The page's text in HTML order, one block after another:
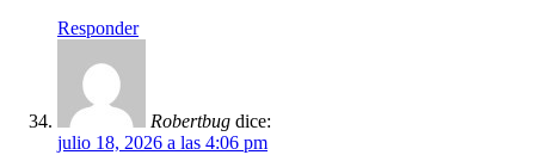
Responder
Robertbug dice:
julio 18, 2026 a las 4:06 pm